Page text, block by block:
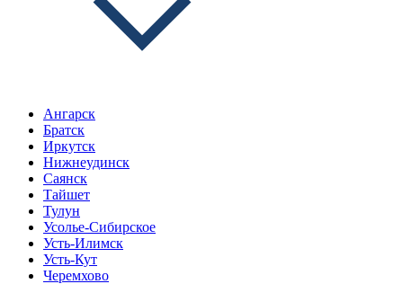
Ангарск
Братск
Иркутск
Нижнеудинск
Саянск
Тайшет
Тулун
Усолье-Сибирское
Усть-Илимск
Усть-Кут
Черемхово